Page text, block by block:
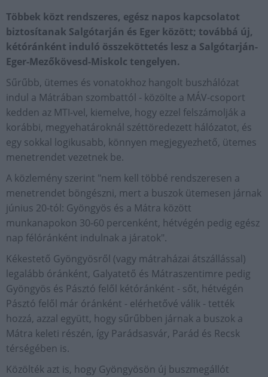
Többek közt rendszeres, egész napos kapcsolatot
biztosítanak Salgótarján és Eger között; továbbá új,
kétóránként induló összeköttetés lesz a Salgótarján-
Eger-Mezőkövesd-Miskolc tengelyen.
Sűrűbb, ütemes és vonatokhoz hangolt buszhálózat
indul a Mátrában szombattól - közölte a MÁV-csoport
kedden az MTI-vel, kiemelve, hogy ezzel felszámolják a
korábbi, megyehatároknál széttöredezett hálózatot, és
egy sokkal logikusabb, könnyen megjegyezhető, ütemes
menetrendet vezetnek be.
A közlemény szerint "nem kell többé rendszeresen a
menetrendet böngészni, mert a buszok ütemesen járnak
június 20-tól: Gyöngyös és a Mátra között
munkanapokon 30-60 percenként, hétvégén pedig egész
nap félóránként indulnak a járatok".
Kékestető Gyöngyösről (vagy mátraházai átszállással)
legalább óránként, Galyatető és Mátraszentimre pedig
Gyöngyös és Pásztó felől kétóránként - sőt, hétvégén
Pásztó felől már óránként - elérhetővé válik - tették
hozzá, azzal együtt, hogy sűrűbben járnak a buszok a
Mátra keleti részén, így Parádsasvár, Parád és Recsk
térségében is.
Közölték azt is, hogy Gyöngyösön új buszmegállót